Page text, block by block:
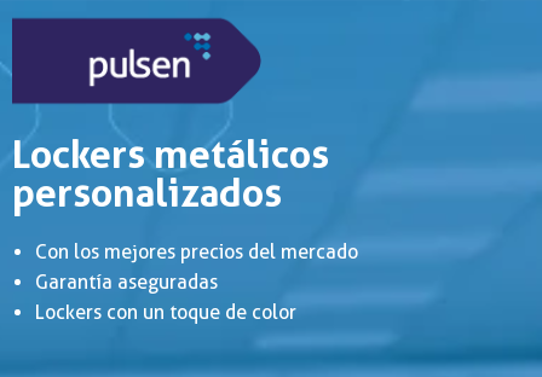
Lockers metálicos
personalizados
Con los mejores precios del mercado
Garantía aseguradas
Lockers con un toque de color